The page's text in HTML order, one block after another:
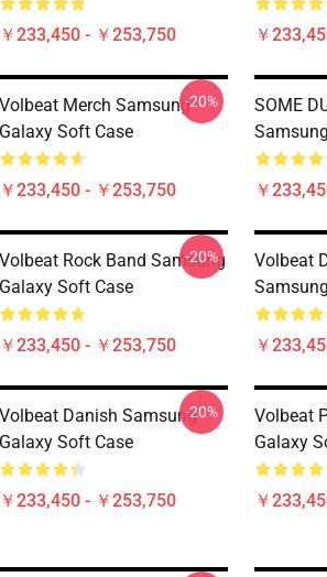
￥233,450 - ￥253,750 ￥
Volbeat Merch Samsung
Galaxy Soft Case
￥233,450 - ￥253,750
-20%
SOME
￥
Volbeat Rock Band Samsung
Galaxy Soft Case
￥233,450 - ￥253,750
-20%
Volbeat
￥
Volbeat Danish Samsung
Galaxy Soft Case
￥233,450 - ￥253,750
-20%
Volbeat
Galaxy
￥